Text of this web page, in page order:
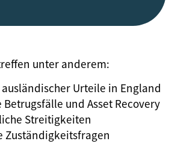
unter anderem:
Urteile in England
und Asset Recovery
Streitigkeiten